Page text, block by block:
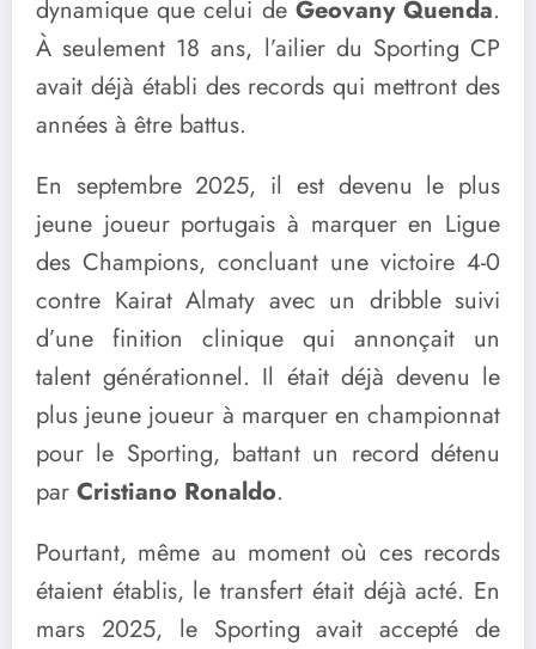
dynamique que celui de Geovany Quenda.
À seulement 18 ans, l’ailier du Sporting CP
avait déjà établi des records qui mettront des
années à être battus.
En septembre 2025, il est devenu le plus
jeune joueur portugais à marquer en Ligue
des Champions, concluant une victoire 4-0
contre Kairat Almaty avec un dribble suivi
d’une finition clinique qui annonçait un
talent générationnel. Il était déjà devenu le
plus jeune joueur à marquer en championnat
pour le Sporting, battant un record détenu
par Cristiano Ronaldo.
Pourtant, même au moment où ces records
étaient établis, le transfert était déjà acté. En
mars 2025, le Sporting avait accepté de